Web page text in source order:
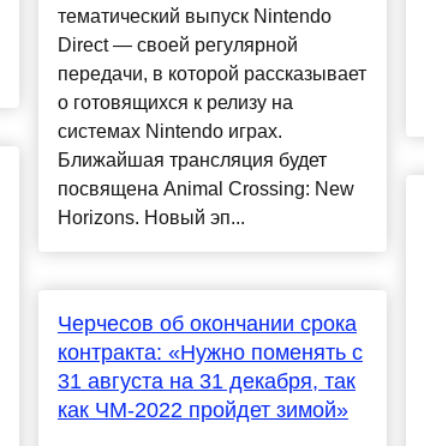
тематический выпуск Nintendo
Direct — своей регулярной
передачи, в которой рассказывает
о готовящихся к релизу на
системах Nintendo играх.
Ближайшая трансляция будет
посвящена Animal Crossing: New
Horizons. Новый эп...
Черчесов об окончании срока
контракта: «Нужно поменять с
31 августа на 31 декабря, так
как ЧМ-2022 пройдет зимой»